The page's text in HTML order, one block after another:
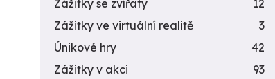
Zážitky se zvířaty
12
Zážitky ve virtuální realitě
3
Únikové hry
42
Zážitky v akci
93